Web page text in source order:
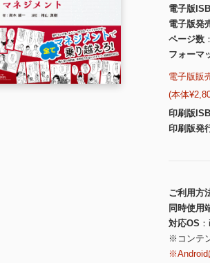
電子版
電子版発
ページ数
フォーマ
電子版販
(本体
印刷版
印刷版発
ご利用方
同時使用
対応OS
※コンテ
※Android